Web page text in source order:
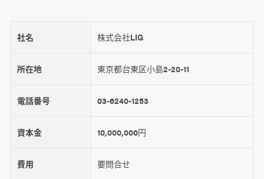
社名 株式会社LIG
所在地 東京都台東区小島2-20-11
電話番号 03-6240-1253
資本金 10,000,000円
費用 要問合せ